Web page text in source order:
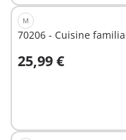
M
70206 - Cuisine
25,99 €
Au panier